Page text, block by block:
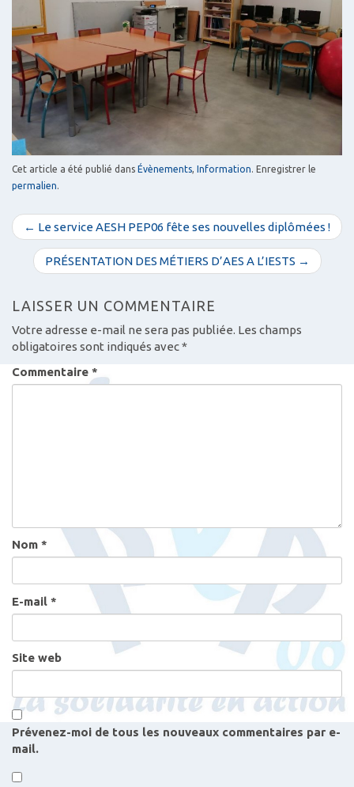
Cet article a été publié dans Évènements Information . Enregistrer le
permalien
N
a
g
a
t
i
o
t
i
l
e
s
← Le service AESH PEP06 fête ses nouvelles diplômées !
PRÉSENTATION DES MÉTIERS D’AES A L’IESTS →
LAISSER UN COMMENTAIRE
Votre adresse e-mail ne sera pas publiée. Les champs
obligatoires sont indiqués avec*
Commentaire *
Nom *
E-mail *
Site web
Prévenez-moi de tous les nouveaux commentaires par e-
mail.